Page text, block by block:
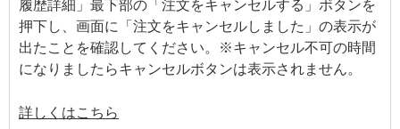
履歴詳細」最下部の「注文をキャンセルする」ボタンを
押下し、画面に「注文をキャンセルしました」の表示が
出たことを確認してください。※キャンセル不可の時間
になりましたらキャンセルボタンは表示されません。
詳しくはこちら